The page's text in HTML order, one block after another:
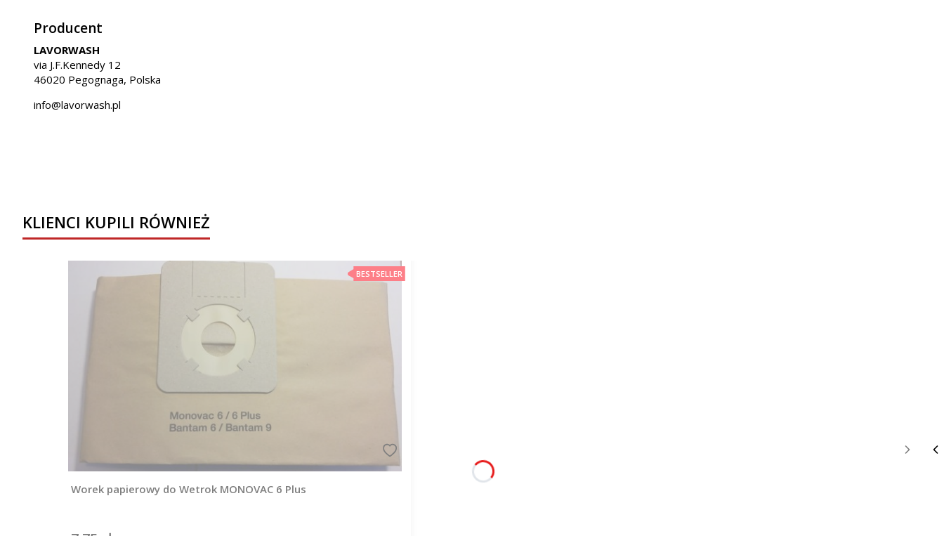
Producent
LAVORWASH
via J.F.Kennedy 12
46020 Pegognaga, Polska
info@lavorwash.pl
KLIENCI KUPILI RÓWNIEŻ
BESTSELLER
Worek papierowy do Wetrok MONOVAC 6 Plus